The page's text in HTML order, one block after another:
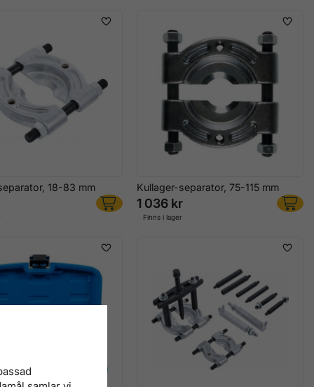
18-83 mm Kullager-separator, 75-115 mm
1 036 kr
Finns i lager